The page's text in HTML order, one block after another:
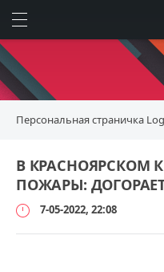
Персональная страничка
В КРАСНОЯРСКОМ
ПОЖАРЫ:
7-05-2022, 22:08